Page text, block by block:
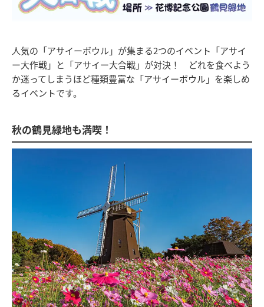
人気の「アサイーボウル」が集まる2つのイベント「アサイ
ー大作戦」と「アサイー大合戦」が対決！ どれを食べよう
か迷ってしまうほど種類豊富な「アサイーボウル」を楽しめ
るイベントです。
秋の鶴見緑地も満喫！